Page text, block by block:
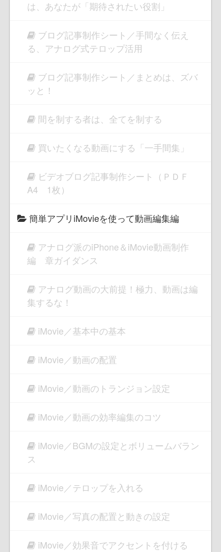
は、あなたが「期待されたい役割」
ブログ記事制作シート／手間なく伝え
る、アナログ式テロップ活用
ブログ記事制作シート／まとめは、ズバ
ッと！
間を制する者は、全てを制する
買いたくなる動画にする「一手間集」
ビデオブログ記事制作シート（ＰＤＦ
A4 1枚）
簡単アプリiMovieを使って動画編集編
アナログ派のiPhone＆iMovie動画制作
編 章ガイダンス
アナログ動画の大前提！極力、動画は編
集するな！
iMovie／基本中の基本
iMovie／動画の配置
iMovie／動画のトランジョン設定
iMovie／動画の効率編集のコツ
iMovie／BGMの設定とボリュームバラン
ス
iMovie／テロップを入れる
iMovie／写真の配置と動きの設定
iMovie／効果音でアクセントを付ける